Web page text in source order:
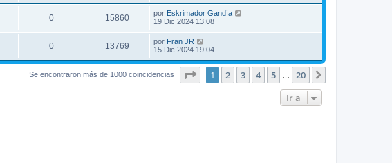
0 15860 por Eskrimador Gandía
19 Dic 2024 13:08
0 13769 por Fran JR
15 Dic 2024 19:04
Se encontraron más de 1000 coincidencias Página1 de 20
1 2 3 4 5 20
Ir a